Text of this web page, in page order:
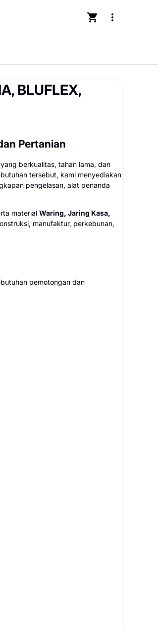
BLUFLEX,
Pertanian
berkualitas, tahan lama, dan
tersebut, kami menyediakan
pengelasan, alat penanda
material Waring, Jaring Kasa,
manufaktur, perkebunan,
pemotongan dan